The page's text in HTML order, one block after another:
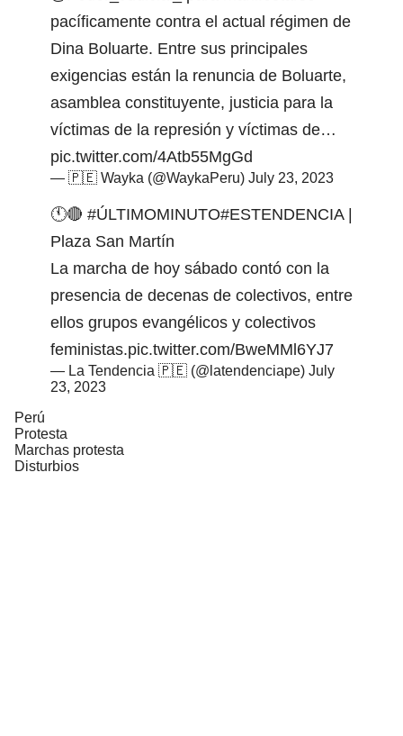
pacíficamente contra el actual régimen de
Dina Boluarte. Entre sus principales
exigencias están la renuncia de Boluarte,
asamblea constituyente, justicia para la
víctimas de la represión y víctimas de…
pic.twitter.com/4Atb55MgGd
— 🇵🇪 Wayka (@WaykaPeru) July 23, 2023
🕚🔴 #ÚLTIMOMINUTO#ESTENDENCIA|
Plaza San Martín
La marcha de hoy sábado contó con la
presencia de decenas de colectivos, entre
ellos grupos evangélicos y colectivos
feministas.pic.twitter.com/BweMMl6YJ7
— La Tendencia 🇵🇪 (@latendenciape) July
23, 2023
Perú
Protesta
Marchas protesta
Disturbios